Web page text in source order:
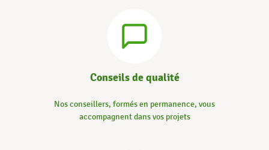
Conseils de qualité
Nos conseillers, formés en permanence, vous
accompagnent dans vos projets